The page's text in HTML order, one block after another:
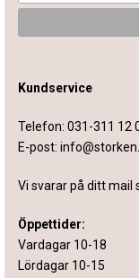
Kundservice
Telefon: 031-311 12
E-post:
Vi svarar på ditt mail
Öppettider:
Vardagar 10-18
Lördagar 10-15